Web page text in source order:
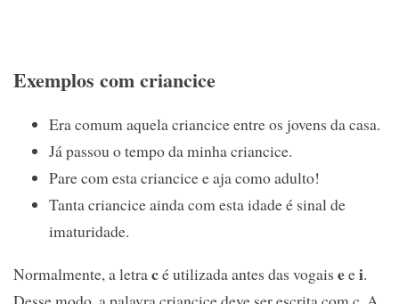
Exemplos com criancice
Era comum aquela criancice entre os jovens da casa.
Já passou o tempo da minha criancice.
Pare com esta criancice e aja como adulto!
Tanta criancice ainda com esta idade é sinal de
imaturidade.
Normalmente, a letracé utilizada antes das vogais eei.